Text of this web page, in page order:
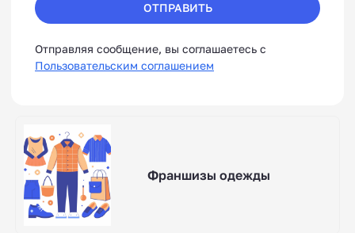
ОТПРАВИТЬ
Отправляя сообщение, вы соглашаетесь с
Пользовательским соглашением
Франшизы одежды